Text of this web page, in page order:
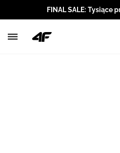
FINAL SALE: Tysiące